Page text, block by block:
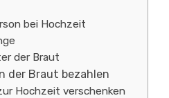
bei Hochzeit
der Braut
der Braut bezahlen
Hochzeit verschenken